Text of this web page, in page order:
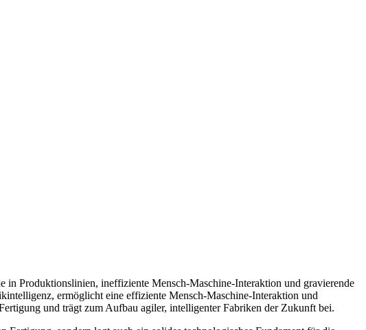
Produktionslinien, ineffiziente Mensch-Maschine-Interaktion und gravierende
ermöglicht eine effiziente Mensch-Maschine-Interaktion und
und trägt zum Aufbau agiler, intelligenter Fabriken der Zukunft bei.